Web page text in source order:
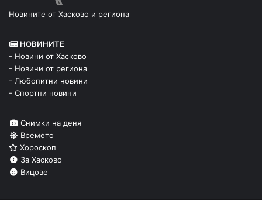
Новините от Хасково и региона
НОВИНИТЕ
- Новини от Хасково
- Новини от региона
- Любопитни новини
- Спортни новини
Снимки на деня
Времето
Хороскоп
За Хасково
Вицове